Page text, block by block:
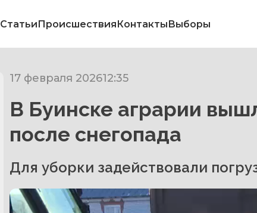
СтатьиПроисшествияКонтактыВыборы
17 февраля 202612:35
В Буинске аграрии
после снегопада
Для уборки задействовали